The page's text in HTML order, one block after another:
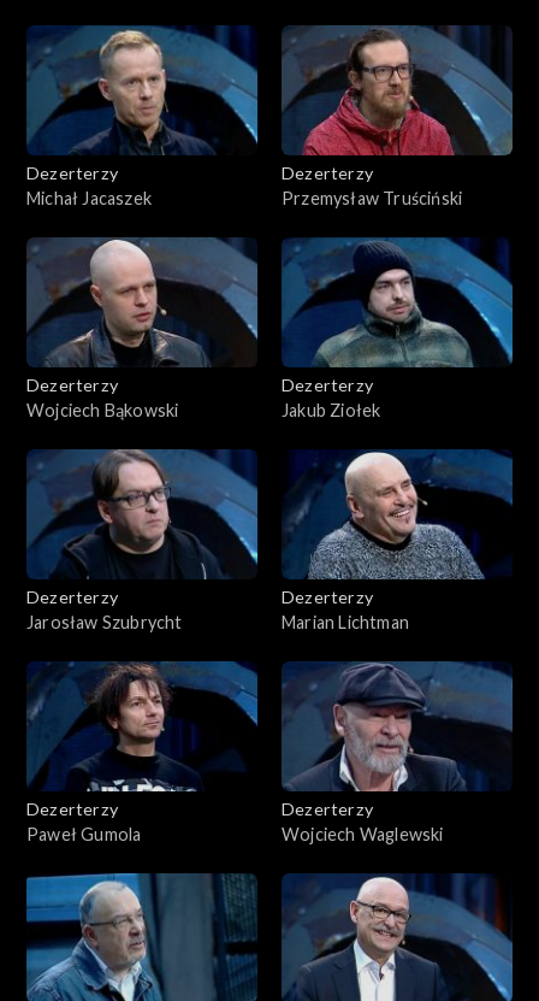
Dezerterzy
Michał Jacaszek
Dezerterzy
Przemysław Truściński
Dezerterzy
Wojciech Bąkowski
Dezerterzy
Jakub Ziołek
Dezerterzy
Jarosław Szubrycht
Dezerterzy
Marian Lichtman
Dezerterzy
Paweł Gumola
Dezerterzy
Wojciech Waglewski